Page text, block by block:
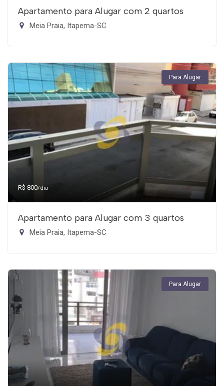
Apartamento para Alugar com 2 quartos
Meia Praia, Itapema-SC
Para Alugar
R$ 800/dia
Apartamento para Alugar com 3 quartos
Meia Praia, Itapema-SC
Para Alugar